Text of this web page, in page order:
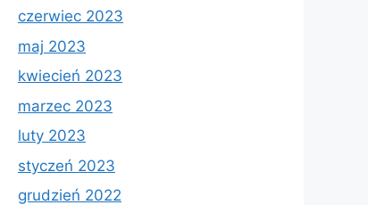
czerwiec 2023
maj 2023
kwiecień 2023
marzec 2023
luty 2023
styczeń 2023
grudzień 2022